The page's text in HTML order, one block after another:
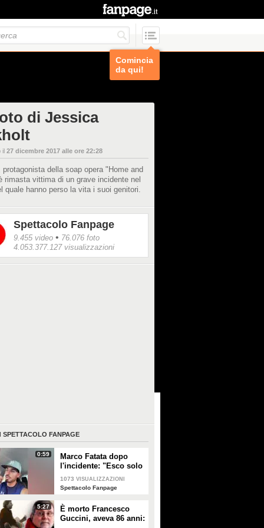
Comincia
da qui!
di Jessica
il 27 dicembre 2017 alle ore 22:28
protagonista della soap opera "Home and
rimasta vittima di un grave incidente nel
quale hanno perso la vita i suoi genitori.
Spettacolo Fanpage
9.455 video • 76.076 foto
4.053.377.127 visualizzazioni
SPETTACOLO FANPAGE
0:59
Marco Fatata dopo
l'incidente: "Esco solo
di sera, i primi tempi
non riuscivo a
1073 VISUALIZZAZIONI
Spettacolo Fanpage
5:27
È morto Francesco
Guccini, aveva 86 anni: